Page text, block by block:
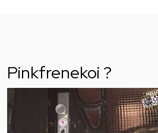
Pinkfrenekoi ?